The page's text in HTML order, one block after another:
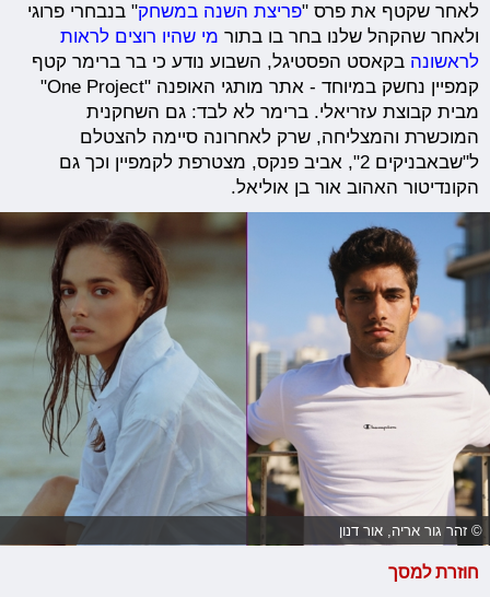
לאחר שקטף את פרס "פריצת השנה במשחק" בנבחרי פרוגי
ולאחר שהקהל שלנו בחר בו בתור מי שהיו רוצים לראות
לראשונה בקאסט הפסטיגל, השבוע נודע כי בר ברימר קטף
קמפיין נחשק במיוחד - אתר מותגי האופנה "One Project"
מבית קבוצת עזריאלי. ברימר לא לבד: גם השחקנית
המוכשרת והמצליחה, שרק לאחרונה סיימה להצטלם
ל"שבאבניקים 2", אביב פנקס, מצטרפת לקמפיין וכך גם
הקונדיטור האהוב אור בן אוליאל.
© זהר גור אריה, אור דנון
חוזרת למסך